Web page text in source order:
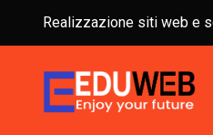
Realizzazione siti web e